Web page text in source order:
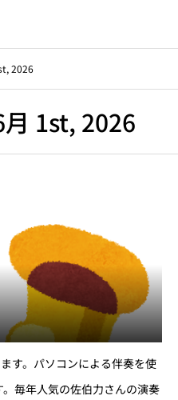
2026
1st, 2026
す。パソコンによる伴奏を使
毎年人気の佐伯力さんの演奏